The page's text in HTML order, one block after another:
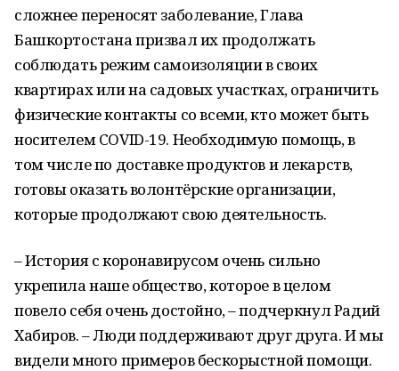
сложнее переносят заболевание, Глава
Башкортостана призвал их продолжать
соблюдать режим самоизоляции в своих
квартирах или на садовых участках, ограничить
физические контакты со всеми, кто может быть
носителем COVID-19. Необходимую помощь, в
том числе по доставке продуктов и лекарств,
готовы оказать волонтёрские организации,
которые продолжают свою деятельность.
– История с коронавирусом очень сильно
укрепила наше общество, которое в целом
повело себя очень достойно, – подчеркнул Радий
Хабиров. – Люди поддерживают друг друга. И мы
видели много примеров бескорыстной помощи.